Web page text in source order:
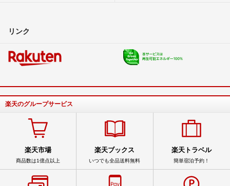
リンク
楽天のグループサービス
楽天市場
商品数は1億点以上
楽天ブックス
いつでも全品送料無料
楽天トラベル
簡単宿泊予約！